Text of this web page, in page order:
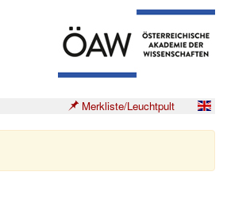
Merkliste/Leuchtpult